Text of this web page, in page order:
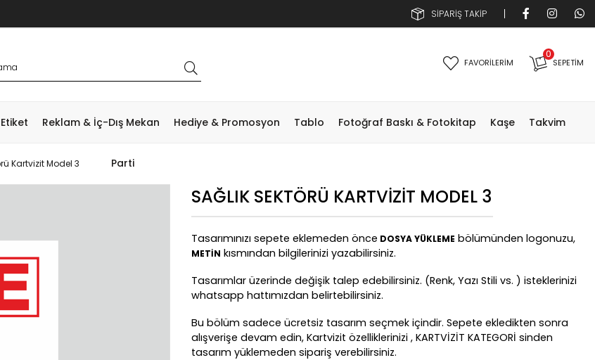
SİPARİŞ TAKİP
SEPETIM
0
FAVORİLERİM
Etiket Reklam & İç-Dış Mekan Hediye & Promosyon Tablo Fotoğraf Baskı & Fotokitap Kaşe Takvim
Parti
Kartvizit Model 3
SAĞLIK SEKTÖRÜ KARTVIZIT MODEL 3
Tasarımınızı sepete eklemeden önce DOSYA YÜKLEME bölümünden logonuzu,
METİN kısmından bilgilerinizi yazabilirsiniz.
Tasarımlar üzerinde değişik talep edebilirsiniz. (Renk, Yazı Stili vs. ) isteklerinizi
whatsapp hattımızdan belirtebilirsiniz.
Bu bölüm sadece ücretsiz tasarım seçmek içindir. Sepete ekledikten sonra
alışverişe devam edin, Kartvizit özelliklerinizi , KARTVİZİT KATEGORİ sinden
tasarım yüklemeden sipariş verebilirsiniz.